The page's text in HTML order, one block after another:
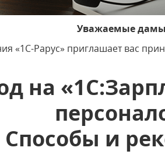
Уважаемые дамы
«1С-Рарус» приглашает вас
на
Способы и